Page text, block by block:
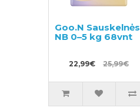
Goo.N Sauskelnės
NB 0–5 kg 68vnt
22,99€ 25,99€